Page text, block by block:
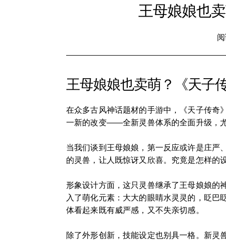
王母娘娘也
王母娘娘也卖萌？《天子
在众多古风神话题材的手游中，《天子传奇
一新的改变——全新灵兽体系的全面升级，尤
当我们谈到王母娘娘，第一反应或许是庄严
的灵兽，让人既惊讶又欣喜。究竟是怎样的
形象设计方面，这只灵兽继承了王母娘娘的
入了萌化元素：大大的眼睛水灵灵的，眨
体看起来既有威严感，又不失亲切感。
除了外形创新，技能设定也别具一格。新灵